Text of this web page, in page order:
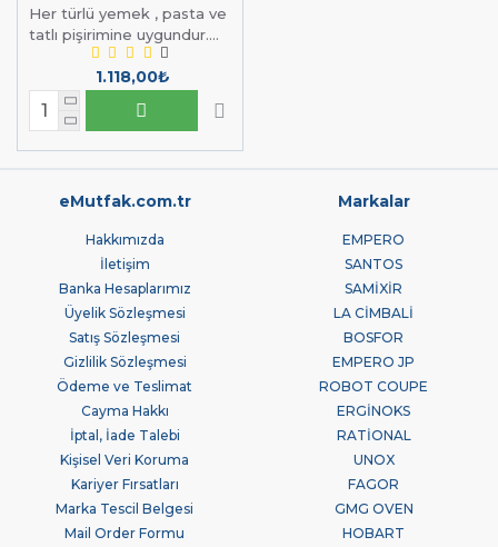
Her türlü yemek , pasta ve
tatlı pişirimine uygundur....
1.118,00₺
eMutfak.com.tr
Hakkımızda
İletişim
Banka Hesaplarımız
Üyelik Sözleşmesi
Satış Sözleşmesi
Gizlilik Sözleşmesi
Ödeme ve Teslimat
Cayma Hakkı
İptal, İade Talebi
Kişisel Veri Koruma
Kariyer Fırsatları
Marka Tescil Belgesi
Mail Order Formu
Markalar
EMPERO
SANTOS
SAMİXİR
LA CİMBALİ
BOSFOR
EMPERO JP
ROBOT COUPE
ERGİNOKS
RATİONAL
UNOX
FAGOR
GMG OVEN
HOBART